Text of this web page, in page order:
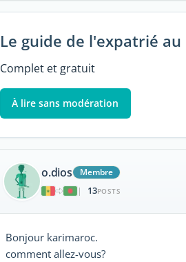
Le guide de l'expatrié au
Complet et gratuit
À lire sans modération
o.dios
Membre
|
13POSTS
Bonjour karimaroc.
comment allez-vous?